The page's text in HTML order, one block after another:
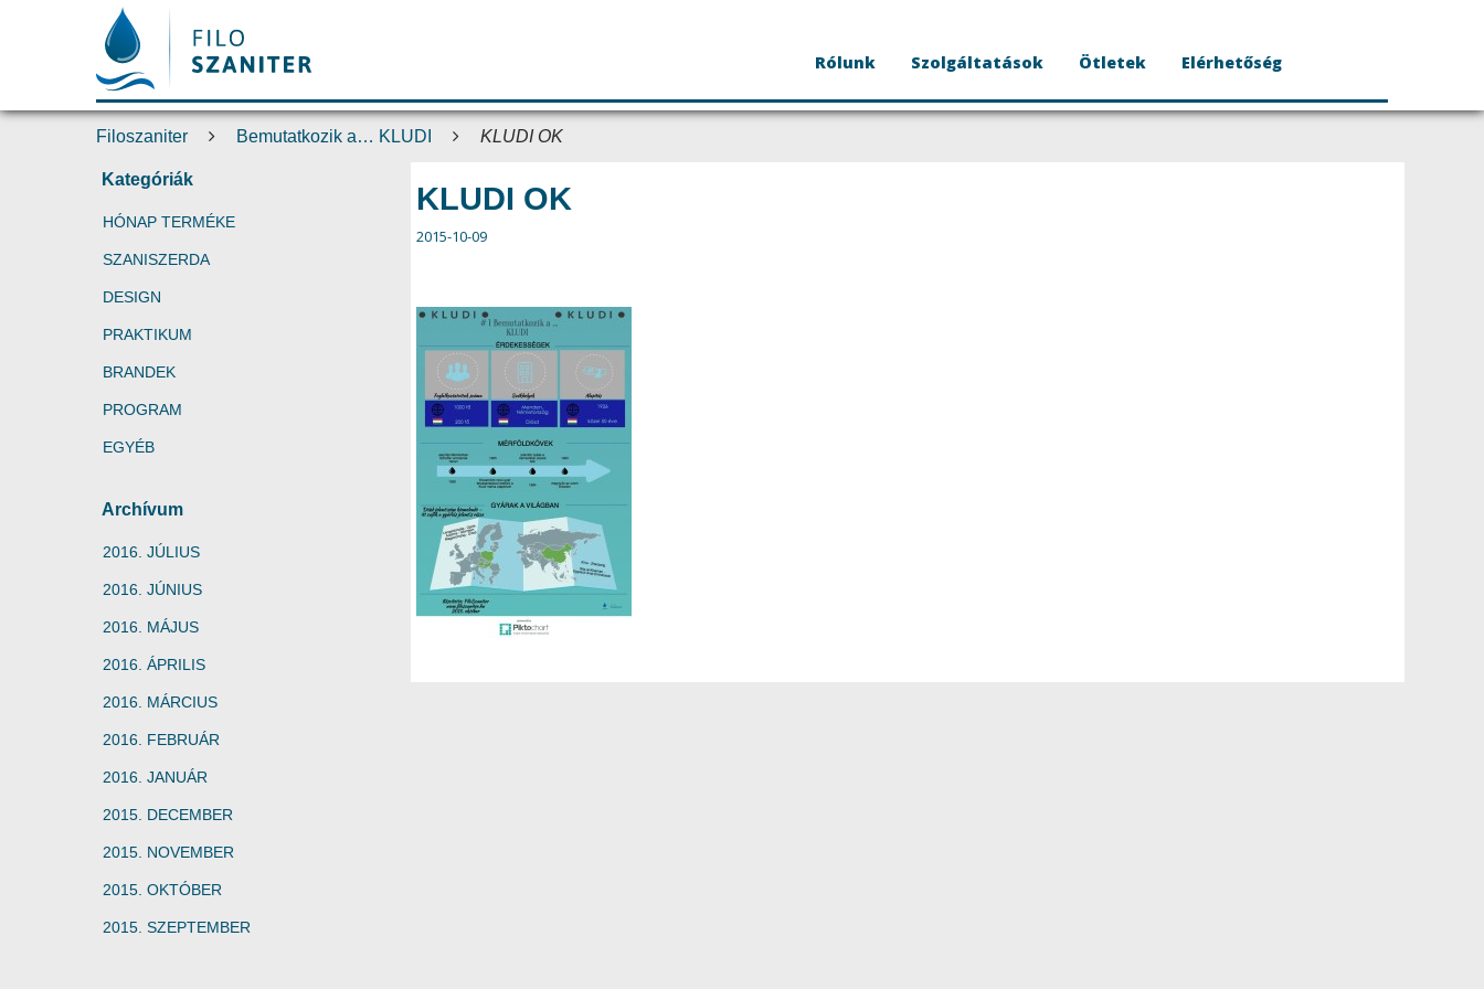
Rólunk Szolgáltatások Ötletek Elérhetőség
Filoszaniter Bemutatkozik a… KLUDI KLUDI OK
Kategóriák
HÓNAP TERMÉKE
SZANISZERDA
DESIGN
PRAKTIKUM
BRANDEK
PROGRAM
EGYÉB
Archívum
2016. JÚLIUS
2016. JÚNIUS
2016. MÁJUS
2016. ÁPRILIS
2016. MÁRCIUS
2016. FEBRUÁR
2016. JANUÁR
2015. DECEMBER
2015. NOVEMBER
2015. OKTÓBER
2015. SZEPTEMBER
KLUDI OK
2015-10-09